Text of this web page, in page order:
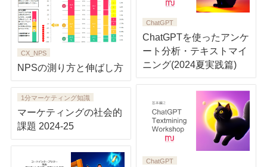
ChatGPT
ChatGPTを使ったアンケ
ート分析・テキストマイ
ニング(2024夏実践篇)
CX_NPS
NPSの測り方と伸ばし方
ChatGPT
1分マーケティング知識
マーケティングの社会的
課題 2024-25